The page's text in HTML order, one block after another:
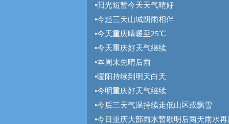
•阳光短暂今天天气晴好
•今起三天山城阴雨相伴
•今天重庆晴暖至25℃
•今天重庆好天气继续
•本周末先晴后雨
•暖阳持续到明天白天
•今明重庆好天气继续
•今后三天气温持续走低山区或飘雪
•今日重庆大部雨水暂歇明后两天雨水